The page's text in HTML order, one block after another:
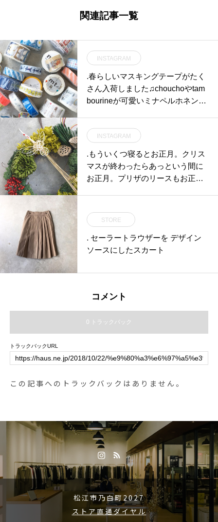
関連記事一覧
INSTAGRAM
.春らしいマスキングテープがたく
さん入荷しました♫chouchoやtam
bourineが可愛いミナペルホネン梱
ッズもの。名前が書き込めるもの
やしりとりなども。たくさんある
中からお気に入りを選んでくださ
いね。#mt#kamoipaper #マステ#
入学#梱包#春Spring#hausmatsue
#島根#松江
INSTAGRAM
.もういくつ寝るとお正月。クリス
マスが終わったらあっという間に
お正月。プリザのリースもお正月
プリザのアレンジが店頭に並んで
おります。ぜひ、店頭にてご来店
下さいませ＾＾.あわせてこちらも
どうぞ@haus_flower ..#正月#正月
#Japan#hausmatsue #島根#松江
STORE
. セーラートラウザーを デザイン
ソースにしたスカート
コメント
0 トラックバック
トラックバックURL
この記事へのトラックバックはありません。
松江市乃白町2027
ストア直通ダイヤル